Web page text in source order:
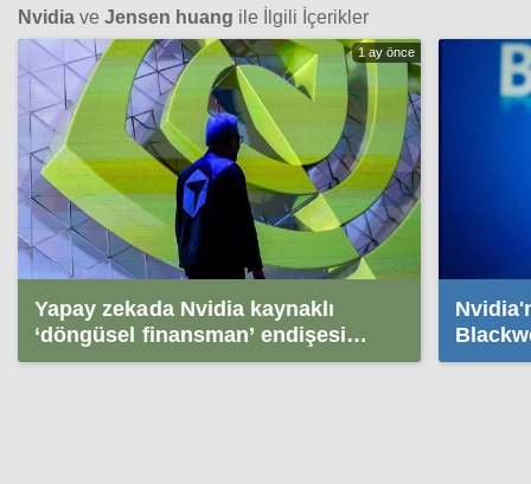
Nvidia ve Jensen huang ile İlgili İçerikler
1 ay önce
Yapay zekada Nvidia kaynaklı
‘döngüsel finansman’ endişesi
büyüyor